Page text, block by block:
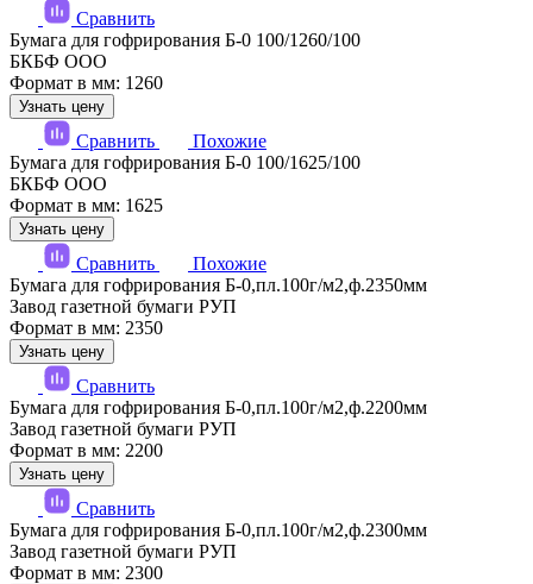
Сравнить
Бумага для гофрирования Б-0 100/1260/100
БКБФ ООО
Формат в мм: 1260
Узнать цену
Сравнить
Похожие
Бумага для гофрирования Б-0 100/1625/100
БКБФ ООО
Формат в мм: 1625
Узнать цену
Сравнить
Похожие
Бумага для гофрирования Б-0,пл.100г/м2,ф.2350мм
Завод газетной бумаги РУП
Формат в мм: 2350
Узнать цену
Сравнить
Бумага для гофрирования Б-0,пл.100г/м2,ф.2200мм
Завод газетной бумаги РУП
Формат в мм: 2200
Узнать цену
Сравнить
Бумага для гофрирования Б-0,пл.100г/м2,ф.2300мм
Завод газетной бумаги РУП
Формат в мм: 2300